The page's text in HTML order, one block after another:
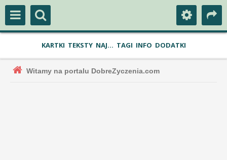
KARTKI TEKSTY NAJ... TAGI INFO DODATKI
Witamy na portalu DobreZyczenia.com